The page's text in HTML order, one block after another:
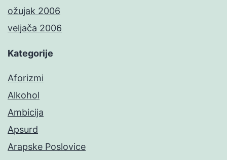
ožujak 2006
veljača 2006
Kategorije
Aforizmi
Alkohol
Ambicija
Apsurd
Arapske Poslovice